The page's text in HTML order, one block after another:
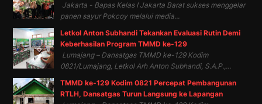
Jakarta - Bapas Kelas I Jakarta Barat sukses menggelar
panen sayur Pokcoy melalui media...
Letkol Anton Subhandi Tekankan Evaluasi Rutin Demi
Keberhasilan Program TMMD ke-129
Lumajang – Dansatgas TMMD ke-129 Kodim
0821/Lumajang, Letkol Arh Anton Subhandi, S.A.P.,...
TMMD ke-129 Kodim 0821 Percepat Pembangunan
RTLH, Dansatgas Turun Langsung ke Lapangan